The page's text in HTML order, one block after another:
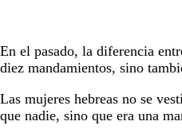
En el pasado, la diferencia
diez mandamientos, sino
Las mujeres hebreas no se
que nadie, sino que era una